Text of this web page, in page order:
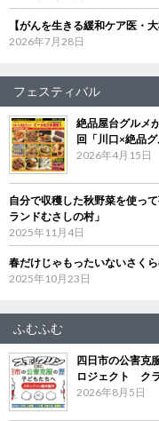
【がんを生きる緩和ケア医・
2026年7月28日
フェスティバル
絶品屋台グルメ
回「川口×絶品
2026年4月15日
自分で収穫した秋野菜を使っ
ランドむさしの村」
2025年11月4日
春だけじゃもったいないさく
2025年10月23日
ふむふむ
四日市の公害克
ロジェクト ク
2026年8月5日